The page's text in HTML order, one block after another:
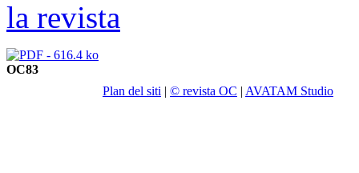
OC83
Plan del siti | © revista OC | AVATAM Studio